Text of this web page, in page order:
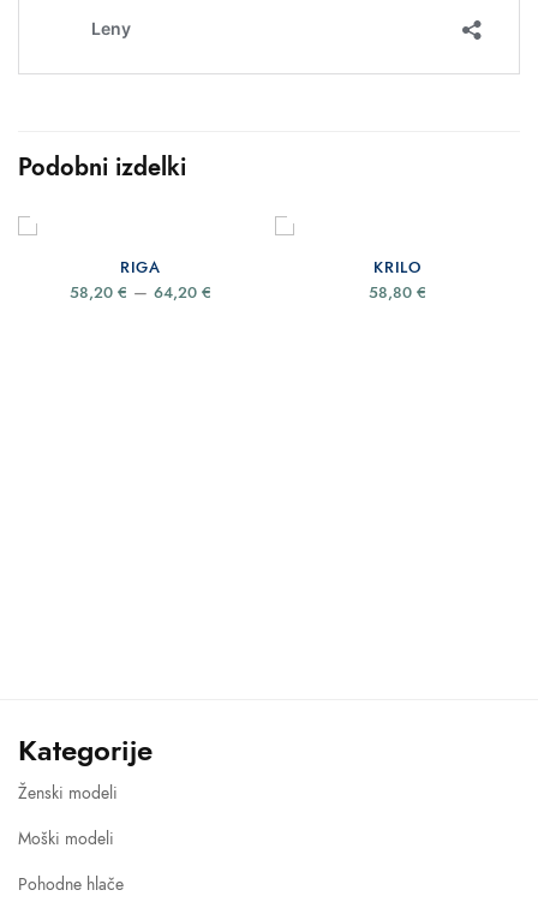
Podobni izdelki
RIGA
58,20 € – 64,20 €
KRILO
58,80 €
Kategorije
Ženski modeli
Moški modeli
Pohodne hlače